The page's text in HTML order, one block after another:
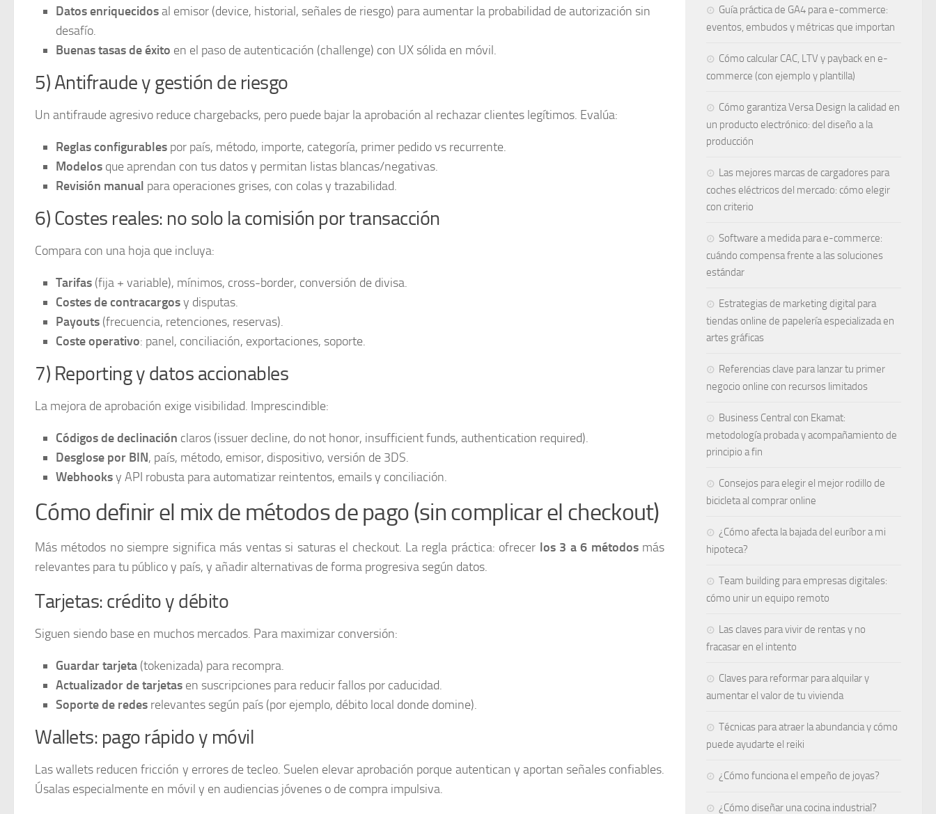
Datos enriquecidosal emisor (device, historial, señales de riesgo) para aumentar la probabilidad de autorización sin
desafío.
Buenas tasas de éxito en el paso de autenticación (challenge) con UX sólida en móvil.
5) Antifraude y gestión de riesgo
Un antifraude agresivo reduce chargebacks, pero puede bajar la aprobación al rechazar clientes legítimos. Evalúa:
Reglas configurables por país, método, importe, categoría, primer pedido vs recurrente.
Modelos que aprendan con tus datos y permitan listas blancas/negativas.
Revisión manual para operaciones grises, con colas y trazabilidad.
6) Costes reales: no solo la comisión por transacción
Compara con una hoja que incluya:
Tarifas (fija + variable), mínimos, cross-border, conversión de divisa.
Costes de contracargosy disputas.
Payouts (frecuencia, retenciones, reservas).
Coste operativo: panel, conciliación, exportaciones, soporte.
7) Reporting y datos accionables
La mejora de aprobación exige visibilidad. Imprescindible:
Códigos de declinación claros (issuer decline, do not honor, insufficient funds, authentication required).
Desglose por BIN, país, método, emisor, dispositivo, versión de 3DS.
Webhooksy API robusta para automatizar reintentos, emails y conciliación.
Cómo definir el mix de métodos de pago (sin complicar el checkout)
Más métodos no siempre significa más ventas si saturas el checkout. La regla práctica: ofrecer los 3 a 6 métodosmás
relevantes para tu público y país, y añadir alternativas de forma progresiva según datos.
Tarjetas: crédito y débito
Siguen siendo base en muchos mercados. Para maximizar conversión:
Guardar tarjeta (tokenizada) para recompra.
Actualizador de tarjetas en suscripciones para reducir fallos por caducidad.
Soporte de redes relevantes según país (por ejemplo, débito local donde domine).
Wallets: pago rápido y móvil
Las wallets reducen fricción y errores de tecleo. Suelen elevar aprobación porque autentican y aportan señales confiables.
Úsalas especialmente en móvil y en audiencias jóvenes o de compra impulsiva.
Guía práctica de GA4 para e-commerce:
eventos, embudos y métricas que importan
Cómo calcular CAC, LTV y payback en e-
commerce (con ejemplo y plantilla)
Cómo garantiza Versa Design la calidad en
un producto electrónico: del diseño a la
producción
Las mejores marcas de cargadores para
coches eléctricos del mercado: cómo elegir
con criterio
Software a medida para e-commerce:
cuándo compensa frente a las soluciones
estándar
Estrategias de marketing digital para
tiendas online de papelería especializada en
artes gráficas
Referencias clave para lanzar tu primer
negocio online con recursos limitados
Business Central con Ekamat:
metodología probada y acompañamiento de
principio a fin
Consejos para elegir el mejor rodillo de
bicicleta al comprar online
¿Cómo afecta la bajada del euríbor a mi
hipoteca?
Team building para empresas digitales:
cómo unir un equipo remoto
Las claves para vivir de rentas y no
fracasar en el intento
Claves para reformar para alquilar y
aumentar el valor de tu vivienda
Técnicas para atraer la abundancia y cómo
puede ayudarte el reiki
¿Cómo funciona el empeño de joyas​?
¿Cómo diseñar una cocina industrial?